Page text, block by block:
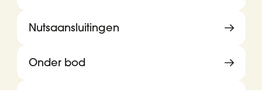
Nutsaansluitingen
Onder bod